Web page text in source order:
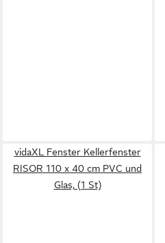
vidaXL Fenster Kellerfenster
RISOR 110 x 40 cm PVC und
Glas, (1 St)